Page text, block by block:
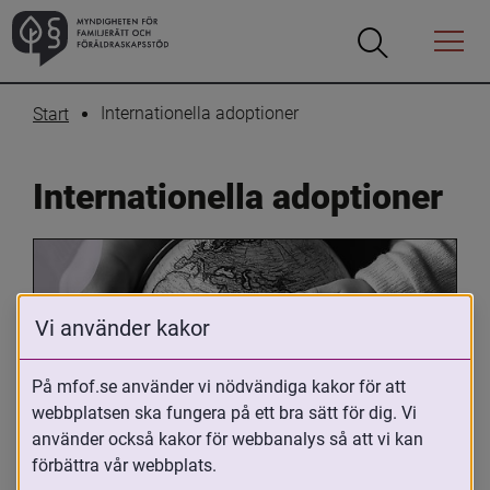
Öppna
Öppna
Menyn
Start Internationella adoptioner
Internationella adoptioner
Oavsett om du är adopterad,
adoptivförälder eller arbetar med
Vi använder kakor
På mfof.se använder vi nödvändiga kakor för att
webbplatsen ska fungera på ett bra sätt för dig. Vi
använder också kakor för webbanalys så att vi kan
förbättra vår webbplats.